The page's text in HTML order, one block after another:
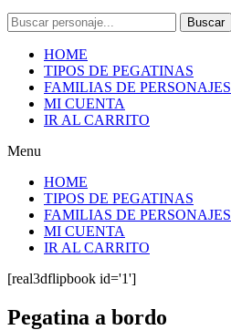
Buscar
HOME
TIPOS DE PEGATINAS
FAMILIAS DE PERSONAJES
MI CUENTA
IR AL CARRITO
Menu
HOME
TIPOS DE PEGATINAS
FAMILIAS DE PERSONAJES
MI CUENTA
IR AL CARRITO
[real3dflipbook id='1']
Pegatina a bordo